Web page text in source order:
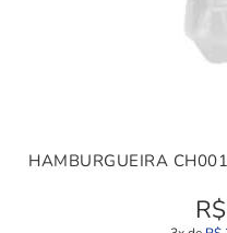
HAMBURGUEIRA
R$